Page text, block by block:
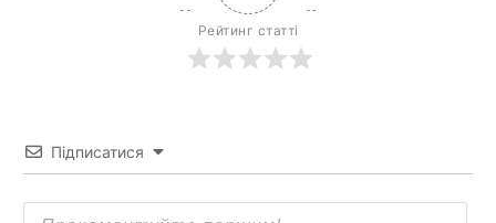
Рейтинг статті
Підписатися